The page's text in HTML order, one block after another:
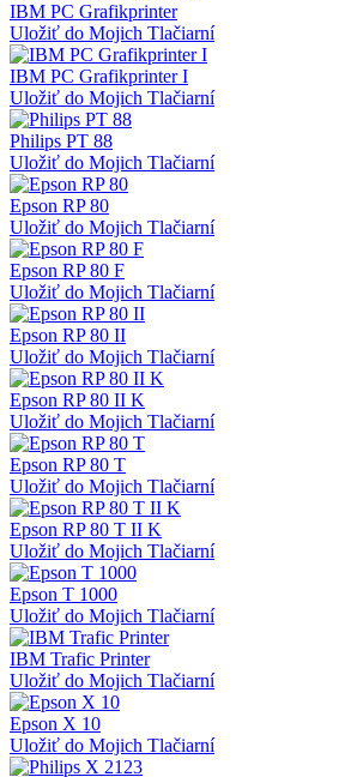
IBM PC Grafikprinter
Uložiť do Mojich Tlačiarní
IBM PC Grafikprinter I
Uložiť do Mojich Tlačiarní
Philips PT 88
Uložiť do Mojich Tlačiarní
Epson RP 80
Uložiť do Mojich Tlačiarní
Epson RP 80 F
Uložiť do Mojich Tlačiarní
Epson RP 80 II
Uložiť do Mojich Tlačiarní
Epson RP 80 II K
Uložiť do Mojich Tlačiarní
Epson RP 80 T
Uložiť do Mojich Tlačiarní
Epson RP 80 T II K
Uložiť do Mojich Tlačiarní
Epson T 1000
Uložiť do Mojich Tlačiarní
IBM Trafic Printer
Uložiť do Mojich Tlačiarní
Epson X 10
Uložiť do Mojich Tlačiarní